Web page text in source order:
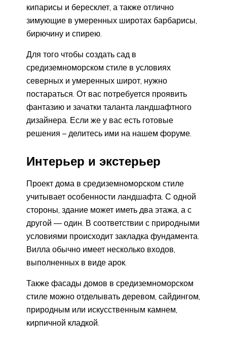
кипарисы и бересклет, а также отлично
зимующие в умеренных широтах барбарисы,
бирючину и спирею.
Для того чтобы создать сад в
средиземноморском стиле в условиях
северных и умеренных широт, нужно
постараться. От вас потребуется проявить
фантазию и зачатки таланта ландшафтного
дизайнера. Если же у вас есть готовые
решения – делитесь ими на нашем форуме.
Интерьер и экстерьер
Проект дома в средиземноморском стиле
учитывает особенности ландшафта. С одной
стороны, здание может иметь два этажа, а с
другой — один. В соответствии с природными
условиями происходит закладка фундамента.
Вилла обычно имеет несколько входов,
выполненных в виде арок.
Также фасады домов в средиземноморском
стиле можно отделывать деревом, сайдингом,
природным или искусственным камнем,
кирпичной кладкой.